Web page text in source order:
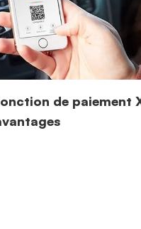
de paiement